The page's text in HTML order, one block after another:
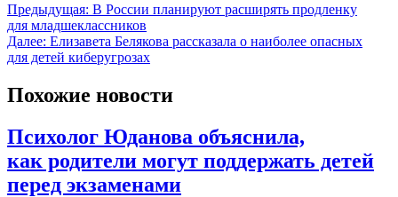
Предыдущая: В России планируют расширять продленку
для младшеклассников
Далее: Елизавета Белякова рассказала о наиболее опасных
для детей киберугрозах
Похожие новости
Психолог Юданова объяснила,
как родители могут поддержать детей
перед экзаменами